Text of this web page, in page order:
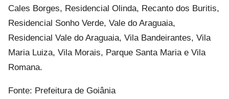
Cales Borges, Residencial Olinda, Recanto dos Buritis,
Residencial Sonho Verde, Vale do Araguaia,
Residencial Vale do Araguaia, Vila Bandeirantes, Vila
Maria Luiza, Vila Morais, Parque Santa Maria e Vila
Romana.
Fonte: Prefeitura de Goiânia